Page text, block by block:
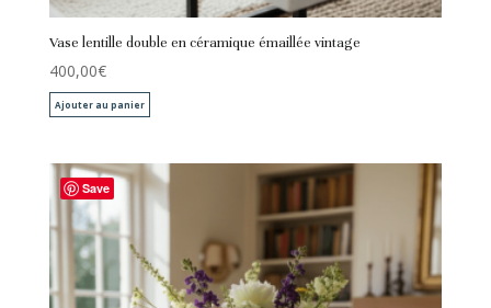
Vase lentille double en céramique émaillée vintage
400,00€
Ajouter au panier
Save